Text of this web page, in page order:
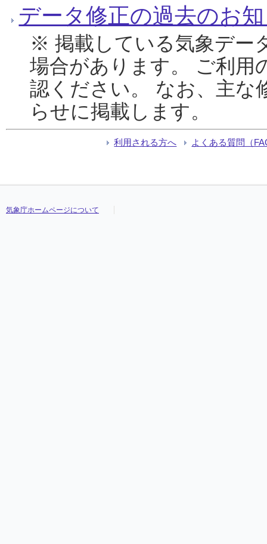
データ修正の過去のお
※ 掲載している気象デー
場合があります。 ご利用
認ください。 なお、主な
らせに掲載します。
利用される方へ よくある質問（
気象庁ホームページについて